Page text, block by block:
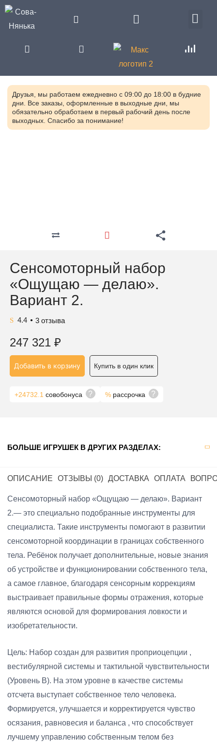
Друзья, мы работаем ежедневно с 09:00 до 18:00 в будние
дни. Все заказы, оформленные в выходные дни, мы
обязательно обработаем в первый рабочий день после
выходных. Спасибо за понимание!
4.4 ● 3 отзыва
Сенсомоторный набор
«Ощущаю — делаю».
Вариант 2.
247 321 ₽
Добавить в корзину Купить в один клик
+24732.1 совобонуса ? % рассрочка ?
БОЛЬШЕ ИГРУШЕК В ДРУГИХ РАЗДЕЛАХ:
ОПИСАНИЕ ОТЗЫВЫ (0) ДОСТАВКА ОПЛАТА
Сенсомоторный набор «Ощущаю — делаю». Вариант
2.— это специально подобранные инструменты для
специалиста. Такие инструменты помогают в развитии
сенсомоторной координации в границах собственного
тела. Ребёнок получает дополнительные, новые знания
об устройстве и функционировании собственного тела,
а самое главное, благодаря сенсорным коррекциям
выстраивает правильные формы отражения, которые
являются основой для формирования ловкости и
изобретательности.
Цель: Набор создан для развития проприоцепции ,
вестибулярной системы и тактильной чувствительности
(Уровень B). На этом уровне в качестве системы
отсчета выступает собственное тело человека.
Формируется, улучшается и корректируется чувство
осязания, равновесия и баланса , что способствует
лучшему управлению собственным телом без